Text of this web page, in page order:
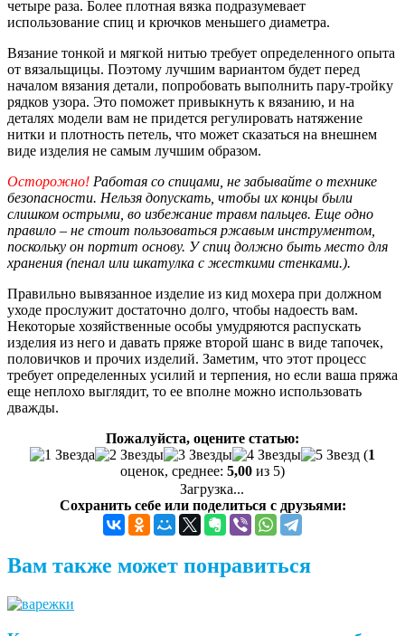
четыре раза. Более плотная вязка подразумевает
использование спиц и крючков меньшего диаметра.
Вязание тонкой и мягкой нитью требует определенного опыта
от вязальщицы. Поэтому лучшим вариантом будет перед
началом вязания детали, попробовать выполнить пару-тройку
рядков узора. Это поможет привыкнуть к вязанию, и на
деталях модели вам не придется регулировать натяжение
нитки и плотность петель, что может сказаться на внешнем
виде изделия не самым лучшим образом.
Осторожно! Работая со спицами, не забывайте о технике
безопасности. Нельзя допускать, чтобы их концы были
слишком острыми, во избежание травм пальцев. Еще одно
правило – не стоит пользоваться ржавым инструментом,
поскольку он портит основу. У спиц должно быть место для
хранения (пенал или шкатулка с жесткими стенками.).
Правильно вывязанное изделие из кид мохера при должном
уходе прослужит достаточно долго, чтобы надоесть вам.
Некоторые хозяйственные особы умудряются распускать
изделия из него и давать пряже второй шанс в виде тапочек,
половичков и прочих изделий. Заметим, что этот процесс
требует определенных усилий и терпения, но если ваша пряжа
еще неплохо выглядит, то ее вполне можно использовать
дважды.
Пожалуйста, оцените статью:
(1
оценок, среднее: 5,00 из 5)
Загрузка...
Сохранить себе или поделиться с друзьями:
Вам также может понравиться